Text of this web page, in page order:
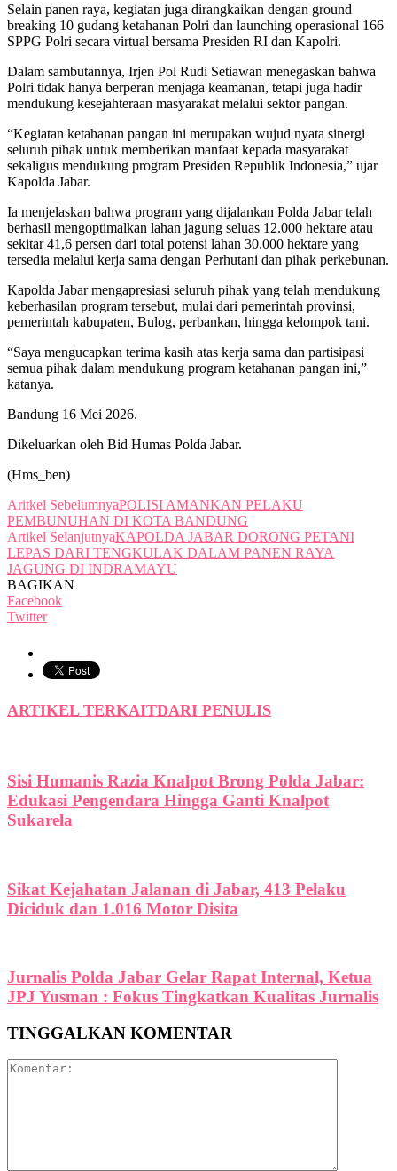
Selain panen raya, kegiatan juga dirangkaikan dengan ground
breaking 10 gudang ketahanan Polri dan launching operasional 166
SPPG Polri secara virtual bersama Presiden RI dan Kapolri.
Dalam sambutannya, Irjen Pol Rudi Setiawan menegaskan bahwa
Polri tidak hanya berperan menjaga keamanan, tetapi juga hadir
mendukung kesejahteraan masyarakat melalui sektor pangan.
“Kegiatan ketahanan pangan ini merupakan wujud nyata sinergi
seluruh pihak untuk memberikan manfaat kepada masyarakat
sekaligus mendukung program Presiden Republik Indonesia,” ujar
Kapolda Jabar.
Ia menjelaskan bahwa program yang dijalankan Polda Jabar telah
berhasil mengoptimalkan lahan jagung seluas 12.000 hektare atau
sekitar 41,6 persen dari total potensi lahan 30.000 hektare yang
tersedia melalui kerja sama dengan Perhutani dan pihak perkebunan.
Kapolda Jabar mengapresiasi seluruh pihak yang telah mendukung
keberhasilan program tersebut, mulai dari pemerintah provinsi,
pemerintah kabupaten, Bulog, perbankan, hingga kelompok tani.
“Saya mengucapkan terima kasih atas kerja sama dan partisipasi
semua pihak dalam mendukung program ketahanan pangan ini,”
katanya.
Bandung 16 Mei 2026.
Dikeluarkan oleh Bid Humas Polda Jabar.
(Hms_ben)
Aritkel SebelumnyaPOLISI AMANKAN PELAKU
PEMBUNUHAN DI KOTA BANDUNG
Artikel SelanjutnyaKAPOLDA JABAR DORONG PETANI
LEPAS DARI TENGKULAK DALAM PANEN RAYA
JAGUNG DI INDRAMAYU
BAGIKAN
Facebook
Twitter
ARTIKEL TERKAITDARI PENULIS
Sisi Humanis Razia Knalpot Brong Polda Jabar:
Edukasi Pengendara Hingga Ganti Knalpot
Sukarela
Sikat Kejahatan Jalanan di Jabar, 413 Pelaku
Diciduk dan 1.016 Motor Disita
Jurnalis Polda Jabar Gelar Rapat Internal, Ketua
JPJ Yusman : Fokus Tingkatkan Kualitas Jurnalis
TINGGALKAN KOMENTAR